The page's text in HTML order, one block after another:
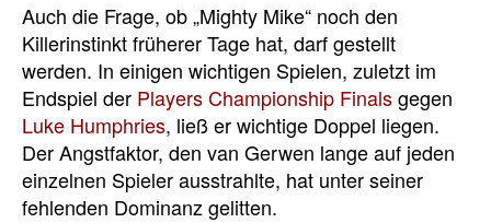
Auch die Frage, ob „Mighty Mike“ noch den
Killerinstinkt früherer Tage hat, darf gestellt
werden. In einigen wichtigen Spielen, zuletzt im
Endspiel der Players Championship Finalsgegen
Luke Humphries, ließ er wichtige Doppel liegen.
Der Angstfaktor, den van Gerwen lange auf jeden
einzelnen Spieler ausstrahlte, hat unter seiner
fehlenden Dominanz gelitten.